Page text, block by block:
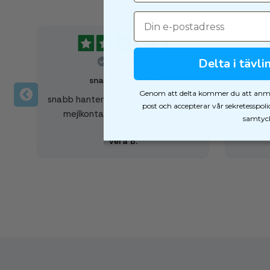
snabb hantering
snabb hantering, lätt transport, bra
mejlkontakt, väskan jättefin!
Vera B.
Snabb
Delta i
Genom att delta kommer du att
post och accepterar vår